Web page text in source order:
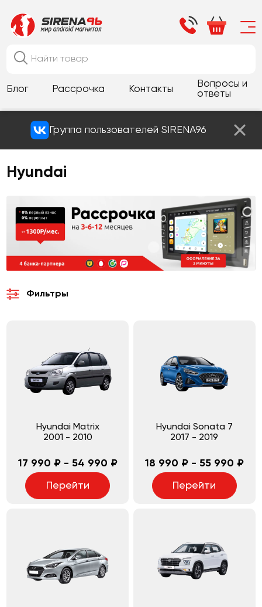
Блог Рассрочка Контакты
Вопросы и
ответы
Группа пользователей SIRENA96
Hyundai
Фильтры
Hyundai Matrix
2001 - 2010
17 990 ₽ - 54 990 ₽
Перейти
Hyundai Sonata 7
2017 - 2019
18 990 ₽ - 55 990 ₽
Перейти